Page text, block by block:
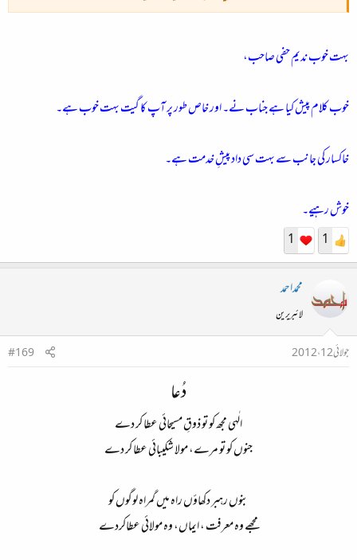
ہاتھوں سے سنوارا ہے اپنے اس قفس کی ساری اینٹوں کو
جو بات بھی اس کی نسبت ہو وہ حرفِ ثنا ء ہو جاتی ہے
بہت خوب کیا بات ہے۔
پر دشت نوردی میں اکثر روح آبلہ پا ہو جاتی ہے
دنیا کی عدالت بھی ہم کو اب تلک سمجھ نہ آئی ہے
اک بار جو کوئی جرم کرے ہر بار سزا ہو جاتی ہے
بہت خوب ندیم حفی صاحب،
خوب کلام پیش کیا ہے جناب نے۔ اور خاص طور پر آپ کا گیت بہت خوب ہے۔
خاکسار کی جانب سے بہت سی داد پیشِ خدمت ہے۔
خوش رہیے۔
1
1
محمداحمد
لائبریرین
جولائی 12، 2012
#169
دُعا
الٰہی مجھ کو تو ذوقِ مسیحائی عطا کر دے​
جنوں کو تو مرے، مولا شکیبائی عطا کر دے​
بنوں رہبر دکھاؤں راہ میں گمراہ لوگوں کو​
مجھے وہ معرفت ، ایماں، وہ مولائی عطاکردے​